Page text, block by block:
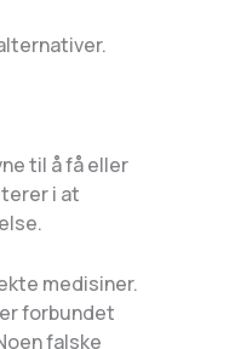
til å få eller
i at
medisiner.
forbundet
falske